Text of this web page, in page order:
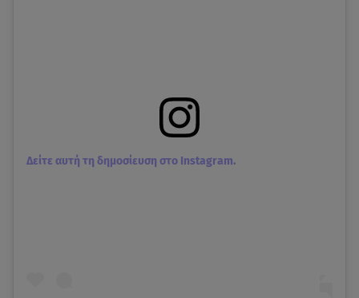
Δείτε αυτή τη δημοσίευση στο Instagram.